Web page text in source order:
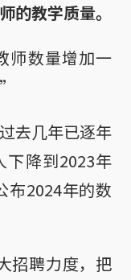
的教学质量。
师数量增加一
去几年已逐年
下降到2023年
布2024年的数
招聘力度，把